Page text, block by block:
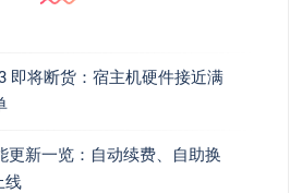
即将断货：宿主机硬件接近满
更新一览：自动续费、自助换
线